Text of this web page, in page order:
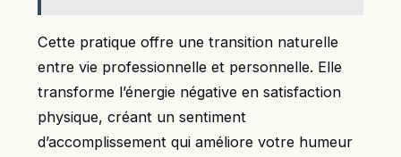
Cette pratique offre une transition naturelle
entre vie professionnelle et personnelle. Elle
transforme l’énergie négative en satisfaction
physique, créant un sentiment
d’accomplissement qui améliore votre humeur